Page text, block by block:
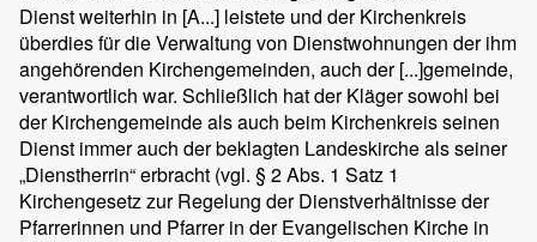
Dienst weiterhin in [A...] leistete und der Kirchenkreis
überdies für die Verwaltung von Dienstwohnungen der ihm
angehörenden Kirchengemeinden, auch der [...]gemeinde,
verantwortlich war. Schließlich hat der Kläger sowohl bei
der Kirchengemeinde als auch beim Kirchenkreis seinen
Dienst immer auch der beklagten Landeskirche als seiner
„Dienstherrin“ erbracht (vgl. § 2 Abs. 1 Satz 1
Kirchengesetz zur Regelung der Dienstverhältnisse der
Pfarrerinnen und Pfarrer in der Evangelischen Kirche in